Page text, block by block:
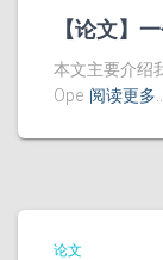
【论文】
本文主要介绍
Ope 阅读更多…
论文